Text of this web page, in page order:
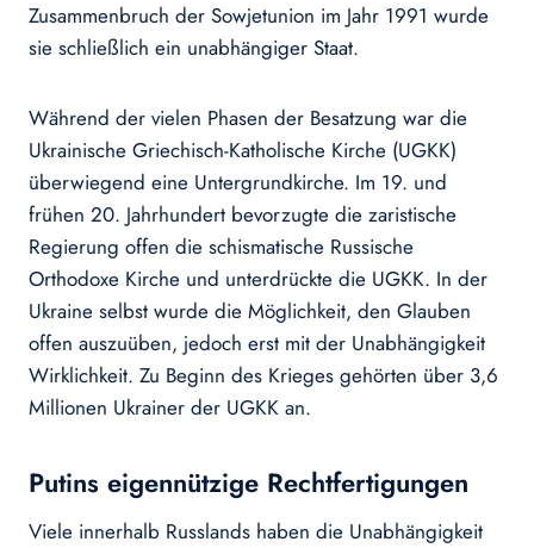
Zusammenbruch der Sowjetunion im Jahr 1991 wurde
sie schließlich ein unabhängiger Staat.
Während der vielen Phasen der Besatzung war die
Ukrainische Griechisch-Katholische Kirche (UGKK)
überwiegend eine Untergrundkirche. Im 19. und
frühen 20. Jahrhundert bevorzugte die zaristische
Regierung offen die schismatische Russische
Orthodoxe Kirche und unterdrückte die UGKK. In der
Ukraine selbst wurde die Möglichkeit, den Glauben
offen auszuüben, jedoch erst mit der Unabhängigkeit
Wirklichkeit. Zu Beginn des Krieges gehörten über 3,6
Millionen Ukrainer der UGKK an.
Putins eigennützige Rechtfertigungen
Viele innerhalb Russlands haben die Unabhängigkeit